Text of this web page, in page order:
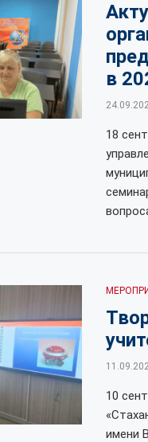
в
18
10
имени